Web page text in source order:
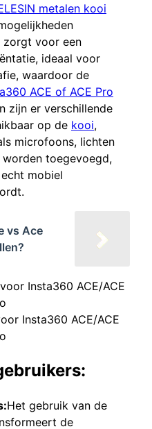
metalen kooi
zorgt voor een
ideaal voor
waardoor de
ACE of ACE Pro
zijn er verschillende
op de kooi,
microfoons, lichten
toegevoegd,
mobiel
vs Ace
Insta360 ACE/ACE
Het gebruik van de
de